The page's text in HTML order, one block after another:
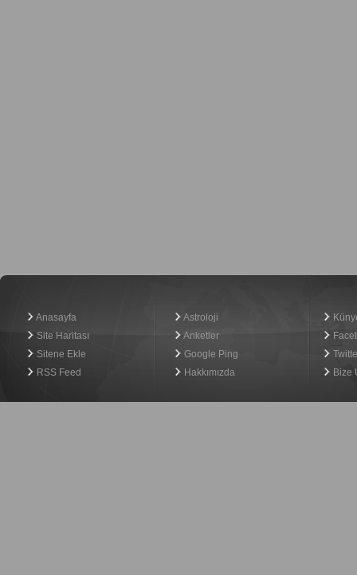
Anasayfa
Site Haritası
Sitene Ekle
RSS Feed
Astroloji
Anketler
Google Ping
Hakkımızda
Bize